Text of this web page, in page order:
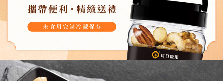
４．使用「AFTEE先享後付」時，將依據個別帳號之用戶狀況，依本公司即
時審查核予不同之上限額度；若仍有額度不足之情形，本公司將視審查結果
請求用戶進行身份認證。
５．嚴禁一人註冊多個帳號或使用他人資訊註冊。若發現惡意使用之情形，
恩沛科技股份有限公司將有權停止該用戶之使用額度並採取法律行動。